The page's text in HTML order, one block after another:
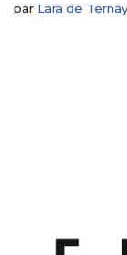
par Lara de